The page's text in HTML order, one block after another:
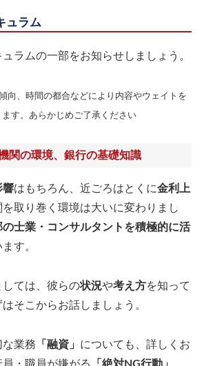
ュラム
ラムの一部をお知らせしましょう。
向、時間の都合などにより内容やウェイトを
す。あらかじめご了承ください
関の環境、銀行の基礎知識
響はもちろん、近ごろはとくに金利上
取り巻く環境は大いに変わりまし
の士業・コンサルタントを積極的に活
す。
ては、彼らの状況や考え方を知って
そこからお話しましょう。
な業務 「融資」 についても、詳しくお